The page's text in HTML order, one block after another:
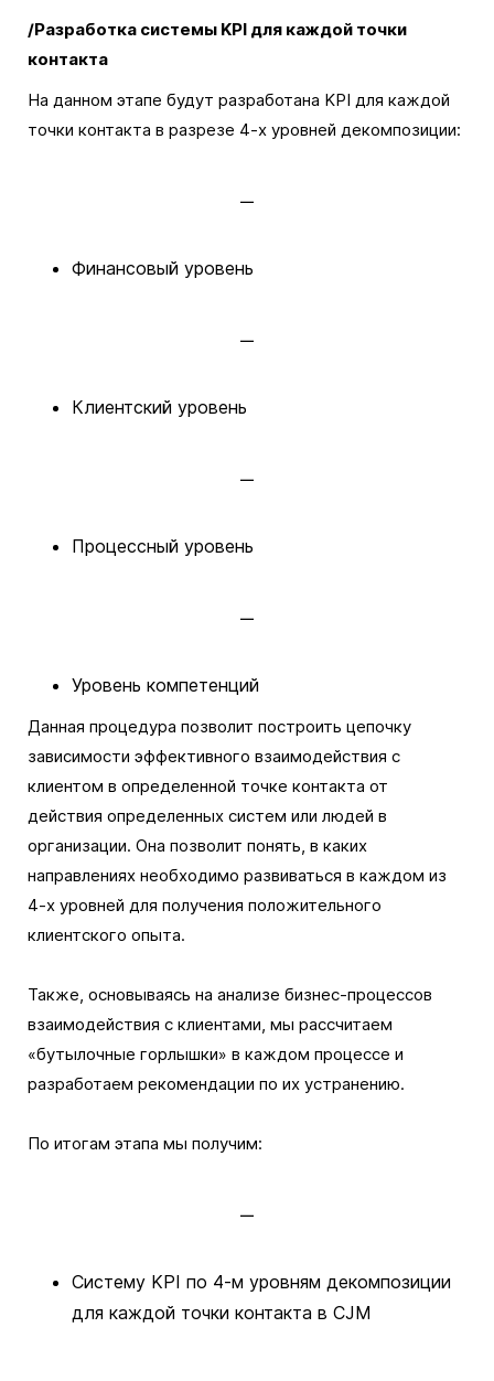
/Разработка системы KPI для каждой точки
контакта
На данном этапе будут разработана KPI для каждой
точки контакта в разрезе 4-х уровней декомпозиции:
Финансовый уровень
Клиентский уровень
Процессный уровень
Уровень компетенций
Данная процедура позволит построить цепочку
зависимости эффективного взаимодействия с
клиентом в определенной точке контакта от
действия определенных систем или людей в
организации. Она позволит понять, в каких
направлениях необходимо развиваться в каждом из
4-х уровней для получения положительного
клиентского опыта.
Также, основываясь на анализе бизнес-процессов
взаимодействия с клиентами, мы рассчитаем
«бутылочные горлышки» в каждом процессе и
разработаем рекомендации по их устранению.
По итогам этапа мы получим:
Систему KPI по 4-м уровням декомпозиции
для каждой точки контакта в CJM